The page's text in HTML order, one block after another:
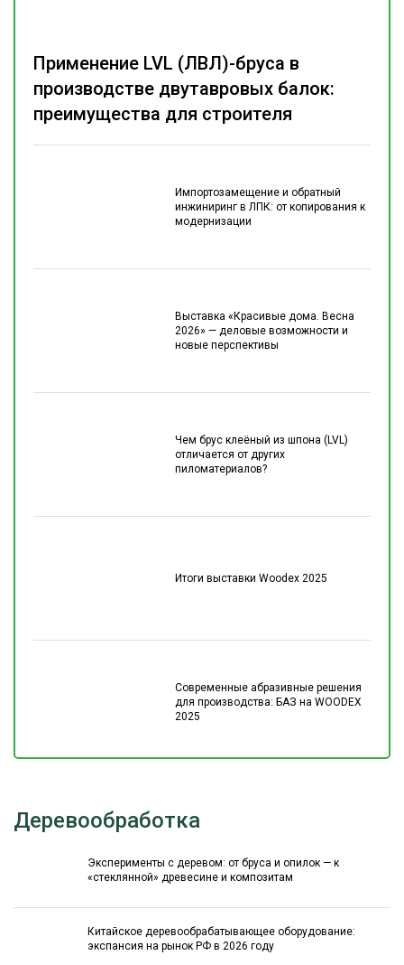
Импортозамещение и обратный
инжиниринг в ЛПК: от копирования к
модернизации
Выставка «Красивые дома. Весна
2026» — деловые возможности и
новые перспективы
Чем брус клеёный из шпона (LVL)
отличается от других
пиломатериалов?
Итоги выставки Woodex 2025
Современные абразивные решения
для производства: БАЗ на WOODEX
2025
Применение LVL (ЛВЛ)-бруса в
производстве двутавровых балок:
преимущества для строителя
Деревообработка
Эксперименты с деревом: от бруса и опилок — к
«стеклянной» древесине и композитам
Китайское деревообрабатывающее оборудование:
экспансия на рынок РФ в 2026 году